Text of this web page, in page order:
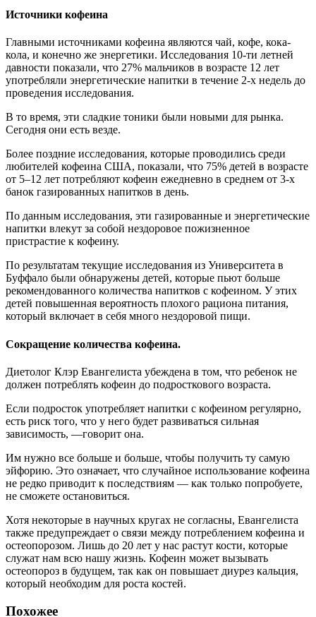
Источники кофеина
Главными источниками кофеина являются чай, кофе, кока-
кола, и конечно же энергетики. Исследования 10-ти летней
давности показали, что 27% мальчиков в возрасте 12 лет
употребляли энергетические напитки в течение 2-х недель до
проведения исследования.
В то время, эти сладкие тоники были новыми для рынка.
Сегодня они есть везде.
Более поздние исследования, которые проводились среди
любителей кофеина США, показали, что 75% детей в возрасте
от 5–12 лет потребляют кофеин ежедневно в среднем от 3-х
банок газированных напитков в день.
По данным исследования, эти газированные и энергетические
напитки влекут за собой нездоровое пожизненное
пристрастие к кофеину.
По результатам текущие исследования из Университета в
Буффало были обнаружены детей, которые пьют больше
рекомендованного количества напитков с кофеином. У этих
детей повышенная вероятность плохого рациона питания,
который включает в себя много нездоровой пищи.
Сокращение количества кофеина.
Диетолог Клэр Евангелиста убеждена в том, что ребенок не
должен потреблять кофеин до подросткового возраста.
Если подросток употребляет напитки с кофеином регулярно,
есть риск того, что у него будет развиваться сильная
зависимость, —говорит она.
Им нужно все больше и больше, чтобы получить ту самую
эйфорию. Это означает, что случайное использование кофеина
не редко приводит к последствиям — как только попробуете,
не сможете остановиться.
Хотя некоторые в научных кругах не согласны, Евангелиста
также предупреждает о связи между потреблением кофеина и
остеопорозом. Лишь до 20 лет у нас растут кости, которые
служат нам всю нашу жизнь. Кофеин может вызывать
остеопороз в будущем, так как он повышает диурез кальция,
который необходим для роста костей.
Похожее